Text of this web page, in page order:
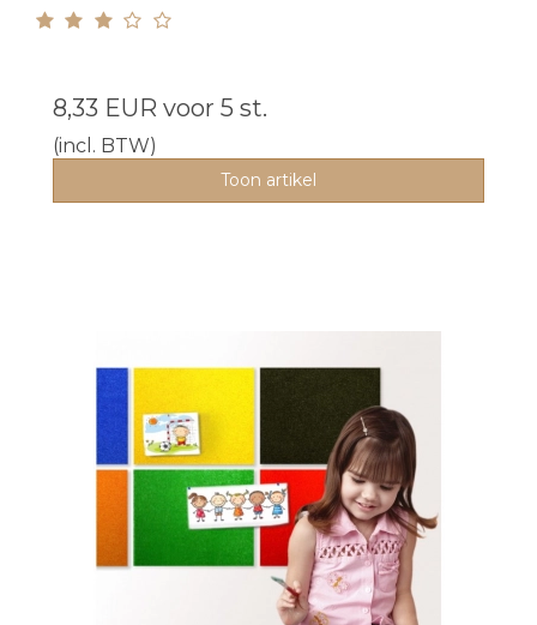
8,33 EUR voor 5 st.
(incl. BTW)
Toon artikel